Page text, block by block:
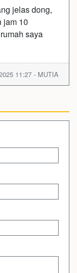
jelas dong,
jam 10
saya
11:27 - MUTIA